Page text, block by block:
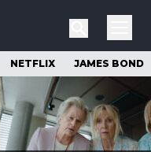
NETFLIX JAMES BOND